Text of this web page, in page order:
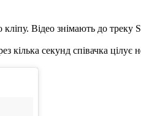
Відео знімають до треку
кілька секунд співачка цілує